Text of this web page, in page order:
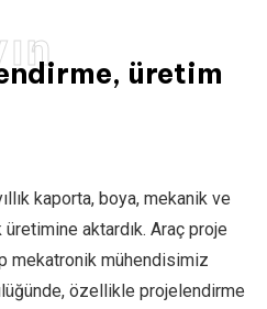
üretim
kaporta, boya, mekanik ve
aktardık. Araç proje
mekatronik mühendisimiz
özellikle projelendirme